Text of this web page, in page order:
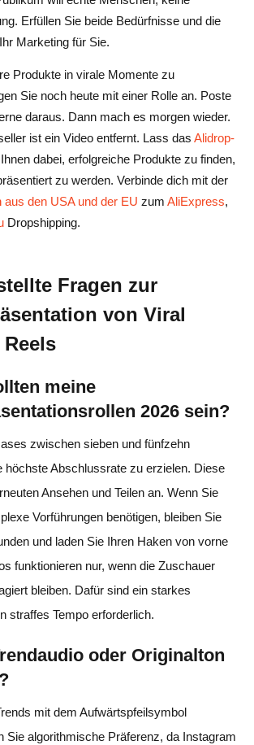
Erfüllen Sie beide Bedürfnisse und die
Marketing für Sie.
Produkte in virale Momente zu
Sie noch heute mit einer Rolle an. Poste
daraus. Dann mach es morgen wieder.
ist ein Video entfernt. Lass das Alidrop-
dabei, erfolgreiche Produkte zu finden,
zu werden. Verbinde dich mit der
aus den USA und der EU zum AliExpress,
Dropshipping.
Fragen zur
von Viral
meine
2026 sein?
zwischen sieben und fünfzehn
höchste Abschlussrate zu erzielen. Diese
Ansehen und Teilen an. Wenn Sie
Vorführungen benötigen, bleiben Sie
und laden Sie Ihren Haken von vorne
funktionieren nur, wenn die Zuschauer
bleiben. Dafür sind ein starkes
straffes Tempo erforderlich.
oder Originalton
mit dem Aufwärtspfeilsymbol
Sie algorithmische Präferenz, da Instagram